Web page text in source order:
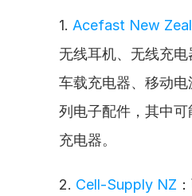
1. Acefast New
无线耳机、无线充电
车载充电器、移动
列电子配件，其中
充电器。
2. Cell-Supply NZ